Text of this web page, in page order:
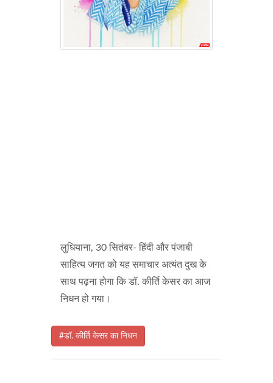
लुधियाना, 30 सितंबर- हिंदी और पंजाबी
साहित्य जगत को यह समाचार अत्यंत दुख के
साथ पढ़ना होगा कि डॉ. कीर्ति केसर का आज
निधन हो गया।
#डॉ. कीर्ति केसर का निधन